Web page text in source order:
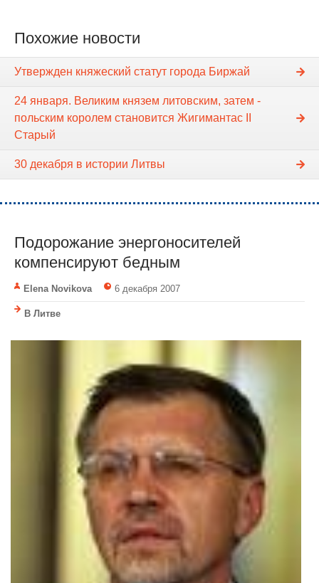
Похожие новости
Утвержден княжеский статут города Биржай
24 января. Великим князем литовским, затем -
польским королем становится Жигимантас II
Старый
30 декабря в истории Литвы
Подорожание энергоносителей
компенсируют бедным
Elena Novikova 6 декабря 2007
В Литве